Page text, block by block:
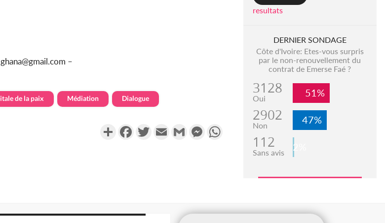
–
de la paix Médiation Dialogue
PartagerFacebookTwitterEmail Gmail MessengerWhatsApp
resultats
DERNIER SONDAGE
Côte d'Ivoire: Etes-vous surpris
par le non-renouvellement du
contrat de Emerse Faé ?
3128
Oui 51%
2902
Non 47%
112
Sans avis 2%